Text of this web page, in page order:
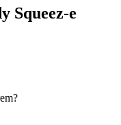
Squeez-e